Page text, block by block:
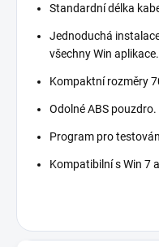
Standardní délka
Jednoduchá
všechny Win aplikace.
Kompaktní rozměry
Odolné ABS pouzdro.
Program pro
Kompatibilní s Win 7